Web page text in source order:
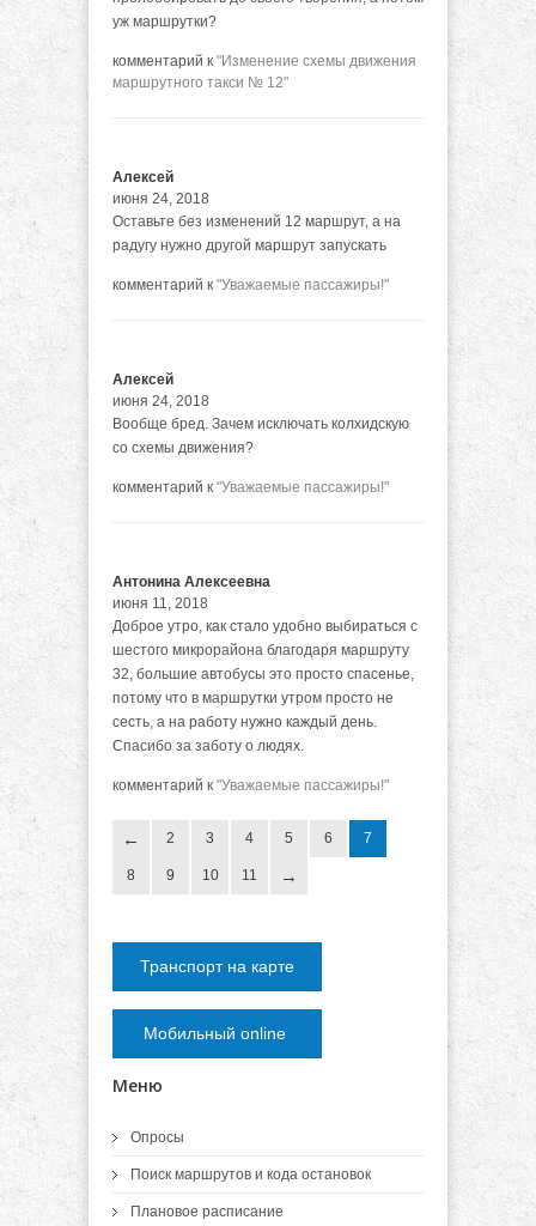
уж маршрутки?
комментарий к "Изменение схемы движения
маршрутного такси № 12"
Алексей
июня 24, 2018
Оставьте без изменений 12 маршрут, а на
радугу нужно другой маршрут запускать
комментарий к "Уважаемые пассажиры!"
Алексей
июня 24, 2018
Вообще бред. Зачем исключать колхидскую
со схемы движения?
комментарий к "Уважаемые пассажиры!"
Антонина Алексеевна
июня 11, 2018
Доброе утро, как стало удобно выбираться с
шестого микрорайона благодаря маршруту
32, большие автобусы это просто спасенье,
потому что в маршрутки утром просто не
сесть, а на работу нужно каждый день.
Спасибо за заботу о людях.
комментарий к "Уважаемые пассажиры!"
2 3 4 5 6 7
8 9 10 11
Транспорт на карте
Мобильный online
Меню
Опросы
Поиск маршрутов и кода остановок
Плановое расписание